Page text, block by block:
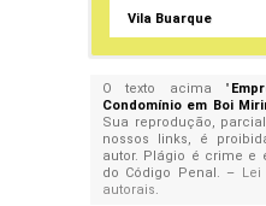
Vila Buarque
O texto acima "
Condomínio em Boi
Sua reprodução,
nossos links, é
autor. Plágio é crime e
do Código Penal. – Lei
autorais.